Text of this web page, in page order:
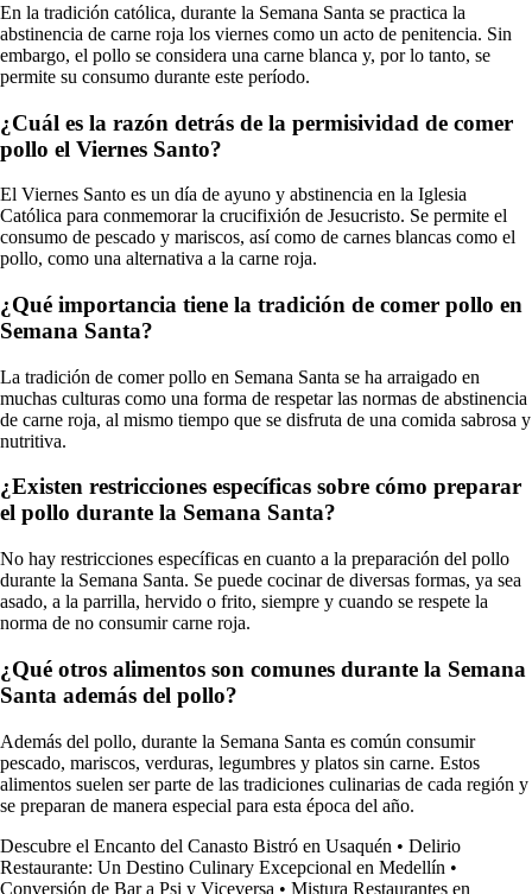
En la tradición católica, durante la Semana Santa se practica la
abstinencia de carne roja los viernes como un acto de penitencia. Sin
embargo, el pollo se considera una carne blanca y, por lo tanto, se
permite su consumo durante este período.
¿Cuál es la razón detrás de la permisividad de comer
pollo el Viernes Santo?
El Viernes Santo es un día de ayuno y abstinencia en la Iglesia
Católica para conmemorar la crucifixión de Jesucristo. Se permite el
consumo de pescado y mariscos, así como de carnes blancas como el
pollo, como una alternativa a la carne roja.
¿Qué importancia tiene la tradición de comer pollo en
Semana Santa?
La tradición de comer pollo en Semana Santa se ha arraigado en
muchas culturas como una forma de respetar las normas de abstinencia
de carne roja, al mismo tiempo que se disfruta de una comida sabrosa y
nutritiva.
¿Existen restricciones específicas sobre cómo preparar
el pollo durante la Semana Santa?
No hay restricciones específicas en cuanto a la preparación del pollo
durante la Semana Santa. Se puede cocinar de diversas formas, ya sea
asado, a la parrilla, hervido o frito, siempre y cuando se respete la
norma de no consumir carne roja.
¿Qué otros alimentos son comunes durante la Semana
Santa además del pollo?
Además del pollo, durante la Semana Santa es común consumir
pescado, mariscos, verduras, legumbres y platos sin carne. Estos
alimentos suelen ser parte de las tradiciones culinarias de cada región y
se preparan de manera especial para esta época del año.
Descubre el Encanto del Canasto Bistró en Usaquén • Delirio
Restaurante: Un Destino Culinary Excepcional en Medellín •
Conversión de Bar a Psi y Viceversa • Mistura Restaurantes en